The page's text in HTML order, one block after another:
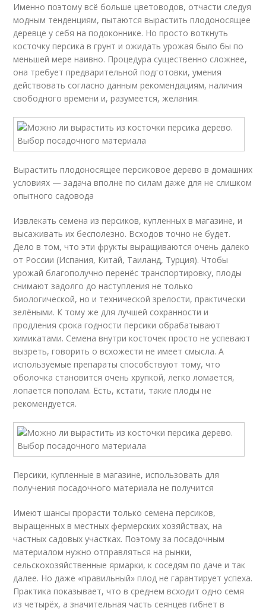
Именно поэтому всё больше цветоводов, отчасти следуя
модным тенденциям, пытаются вырастить плодоносящее
деревце у себя на подоконнике. Но просто воткнуть
косточку персика в грунт и ожидать урожая было бы по
меньшей мере наивно. Процедура существенно сложнее,
она требует предварительной подготовки, умения
действовать согласно данным рекомендациям, наличия
свободного времени и, разумеется, желания.
Вырастить плодоносящее персиковое дерево в домашних
условиях — задача вполне по силам даже для не слишком
опытного садовода
Извлекать семена из персиков, купленных в магазине, и
высаживать их бесполезно. Всходов точно не будет.
Дело в том, что эти фрукты выращиваются очень далеко
от России (Испания, Китай, Таиланд, Турция). Чтобы
урожай благополучно перенёс транспортировку, плоды
снимают задолго до наступления не только
биологической, но и технической зрелости, практически
зелёными. К тому же для лучшей сохранности и
продления срока годности персики обрабатывают
химикатами. Семена внутри косточек просто не успевают
вызреть, говорить о всхожести не имеет смысла. А
используемые препараты способствуют тому, что
оболочка становится очень хрупкой, легко ломается,
лопается пополам. Есть, кстати, такие плоды не
рекомендуется.
Персики, купленные в магазине, использовать для
получения посадочного материала не получится
Имеют шансы прорасти только семена персиков,
выращенных в местных фермерских хозяйствах, на
частных садовых участках. Поэтому за посадочным
материалом нужно отправляться на рынки,
сельскохозяйственные ярмарки, к соседям по даче и так
далее. Но даже «правильный» плод не гарантирует успеха.
Практика показывает, что в среднем всходит одно семя
из четырёх, а значительная часть сеянцев гибнет в